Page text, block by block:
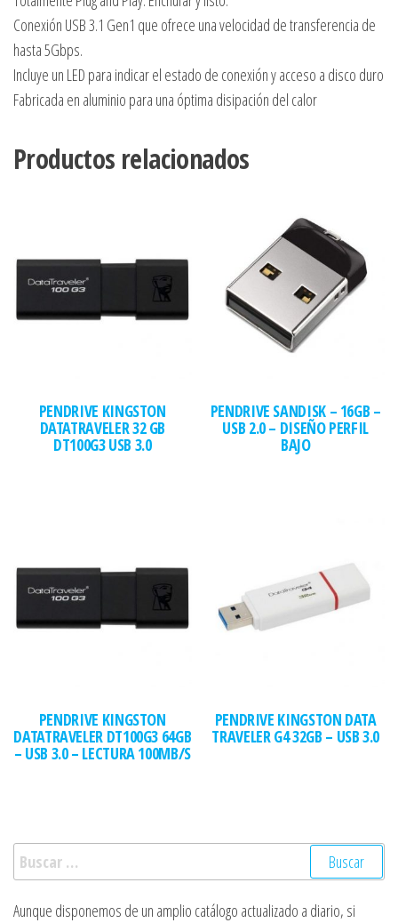
Conexión USB 3.1 Gen1 que ofrece una velocidad de transferencia de
hasta 5Gbps.
Incluye un LED para indicar el estado de conexión y acceso a disco duro
Fabricada en aluminio para una óptima disipación del calor
Productos relacionados
PENDRIVE KINGSTON
DATATRAVELER 32 GB
DT100G3 USB 3.0
PENDRIVE SANDISK – 16GB –
USB 2.0 – DISEÑO PERFIL
BAJO
PENDRIVE KINGSTON
DATATRAVELER DT100G3 64GB
– USB 3.0 – LECTURA 100MB/S
PENDRIVE KINGSTON DATA
TRAVELER G4 32GB – USB 3.0
Buscar:
Aunque disponemos de un amplio catálogo actualizado a diario, si